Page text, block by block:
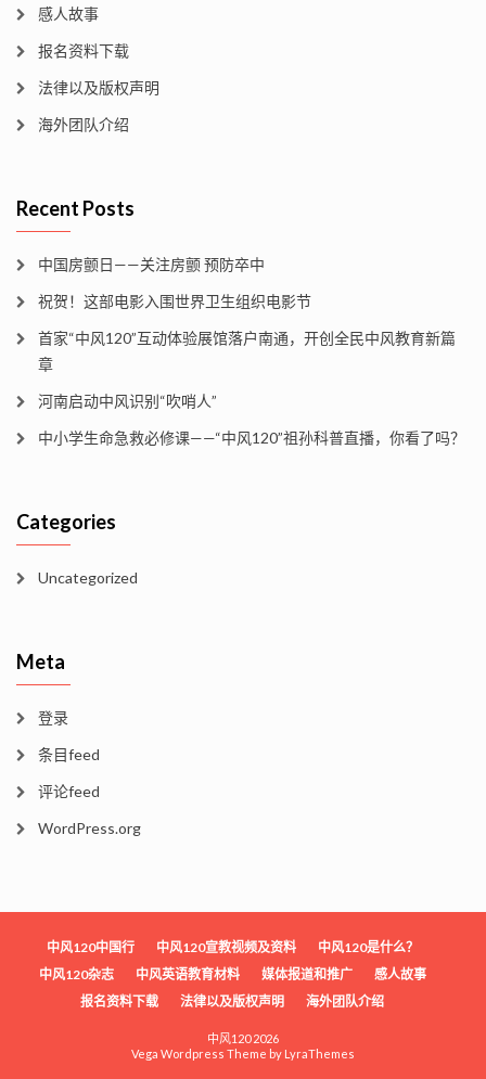
感人故事
报名资料下载
法律以及版权声明
海外团队介绍
Recent Posts
中国房颤日——关注房颤 预防卒中
祝贺！这部电影入围世界卫生组织电影节
首家“中风120”互动体验展馆落户南通，开创全民中风教育新篇
章
河南启动中风识别“吹哨人”
中小学生命急救必修课——“中风120”祖孙科普直播，你看了吗？
Categories
Uncategorized
Meta
登录
条目feed
评论feed
WordPress.org
中风120中国行 中风120宣教视频及资料
中风120是什么？
中风120杂志
中风英语教育材料 媒体报道和推广
感人故事
报名资料下载
法律以及版权声明 海外团队介绍
中风120 2026
Vega Wordpress Theme by LyraThemes